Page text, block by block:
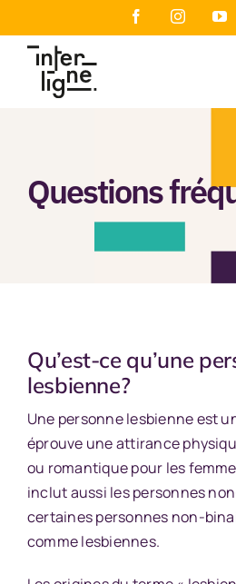
au
contenu
FacebookInstagram
Questions
Qu’est-ce qu’une
lesbienne?
Une personne lesbienne est
éprouve une attirance
ou romantique pour les
inclut aussi les personnes
certaines personnes non-
comme lesbiennes.